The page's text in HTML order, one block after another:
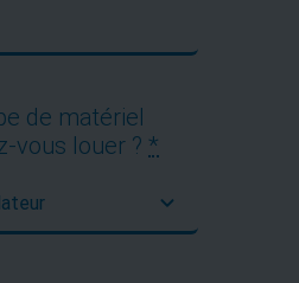
de matériel
vous louer ? *